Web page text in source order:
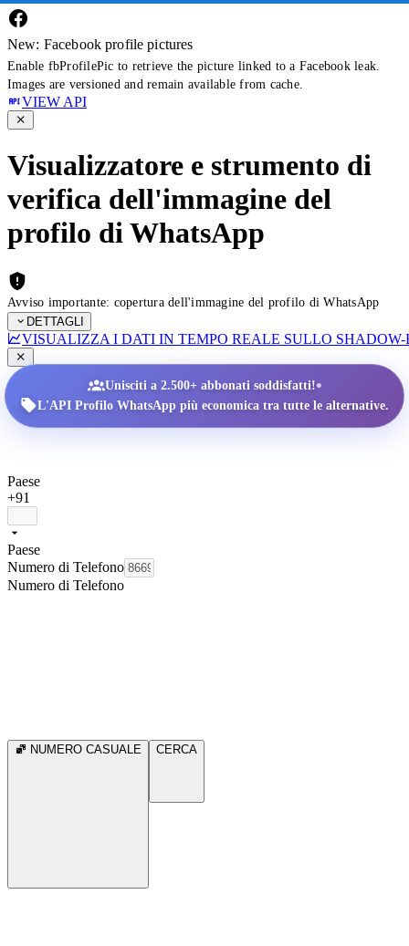
New: Facebook profile pictures
Enable fbProfilePic to retrieve the picture linked to a Facebook leak.
Images are versioned and remain available from cache.
VIEW API
Visualizzatore e strumento di
verifica dell'immagine del
profilo di WhatsApp
Avviso importante: copertura dell'immagine del profilo di WhatsApp
DETTAGLI
VISUALIZZA I DATI IN TEMPO REALE SULLO
Unisciti a 2.500+ abbonati soddisfatti!•
L'API Profilo WhatsApp più economica tra tutte le alternative.
Paese
+91
Paese
Numero di Telefono
Numero di Telefono
NUMERO CASUALE CERCA